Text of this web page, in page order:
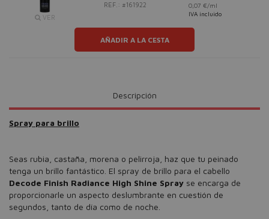
VER
REF.: #161922
0,07 €/ml
IVA incluido
AÑADIR A LA CESTA
Descripción
Spray para brillo
Seas rubia, castaña, morena o pelirroja, haz que tu peinado
tenga un brillo fantástico. El spray de brillo para el cabello
Decode Finish Radiance High Shine Spray se encarga de
proporcionarle un aspecto deslumbrante en cuestión de
segundos, tanto de día como de noche.